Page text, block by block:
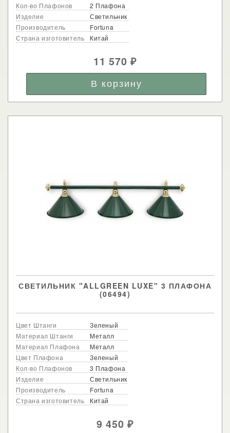
Кол-во Плафонов
2 Плафона
Изделие
Светильник
Производитель
Fortuna
Страна изготовитель
Китай
11 570₽
СВЕТИЛЬНИК "ALLGREEN LUXE" 3 ПЛАФОНА
(06494)
Цвет Штанги
Зеленый
Материал Штанги
Металл
Материал Плафона
Металл
Цвет Плафона
Зеленый
Кол-во Плафонов
3 Плафона
Изделие
Светильник
Производитель
Fortuna
Страна изготовитель
Китай
9 450₽